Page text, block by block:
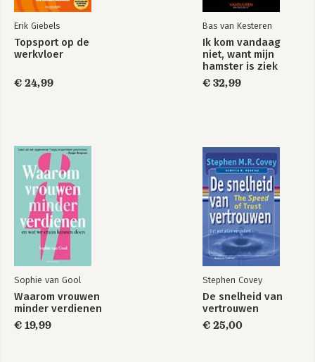
Erik Giebels
Topsport op de
werkvloer
€ 24,99
Bas van Kesteren
Ik kom vandaag
niet, want mijn
hamster is ziek
€ 32,99
Sophie van Gool
Waarom vrouwen
minder verdienen
€ 19,99
Stephen Covey
De snelheid van
vertrouwen
€ 25,00